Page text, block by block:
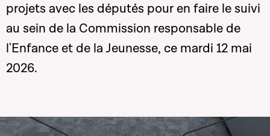
projets avec les députés pour en faire le suivi
au sein de la Commission responsable de
l'Enfance et de la Jeunesse, ce mardi 12 mai
2026.